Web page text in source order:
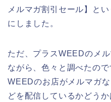
メルマガ割引セール】と
にしました。
ただ、プラスWEEDのメ
ながら、色々と調べたの
WEEDのお店がメルマガ
どを配信しているかどう